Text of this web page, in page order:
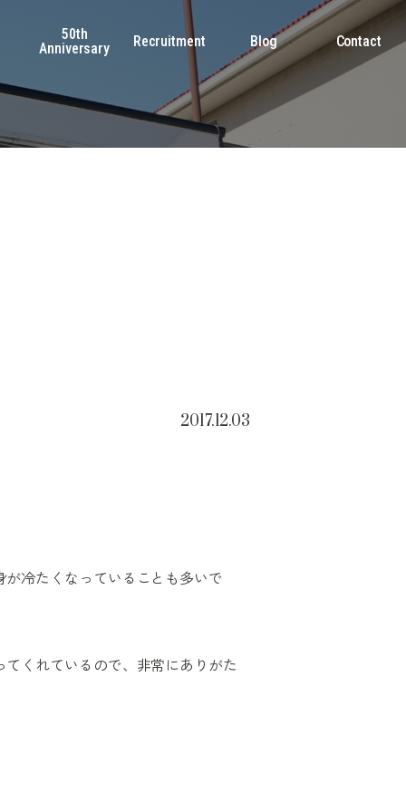
50th
Anniversary
Recruitment Blog Contact
2017.12.03
冷たくなっていることも多いで
くれているので、非常にありがた